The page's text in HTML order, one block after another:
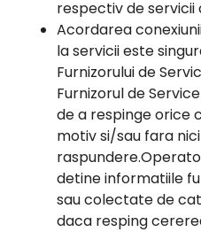
respectiv de servicii
Acordarea
la servicii este
Furnizorului de
Furnizorul de
de a respinge orice
motiv si/sau fara
detine informatiile
sau colectate de
daca resping